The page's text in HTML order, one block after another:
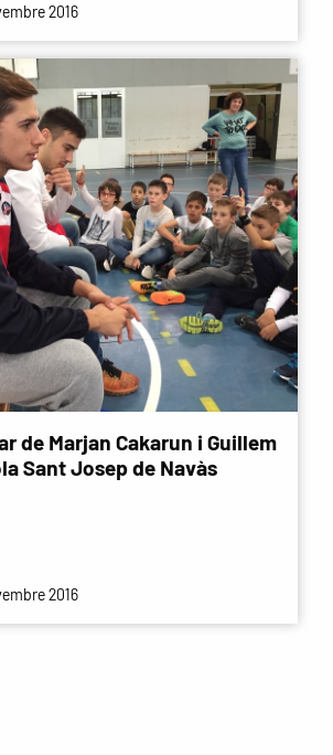
2016
de Marjan Cakarun i Guillem
Sant Josep de Navàs
2016